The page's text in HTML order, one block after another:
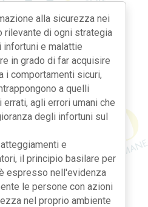
alla sicurezza nei
rilevante di ogni strategia
e malattie
in grado di far acquisire
i comportamenti sicuri,
a quelli
agli errori umani che
degli infortuni sul
e
il principio basilare per
espresso nell'evidenza
le persone con azioni
nel proprio ambiente